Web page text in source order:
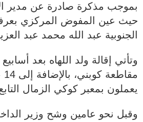
بموجب مذكرة صادرة عن مدير
حيث عين المفوض المركزي
الجنوبية عبد الله محمد عبد
وتأتي إقالة ولد اللهاه بعد
يعملون بمعبر كوكي الزمال
وقبل نحو عامين وشح وزير